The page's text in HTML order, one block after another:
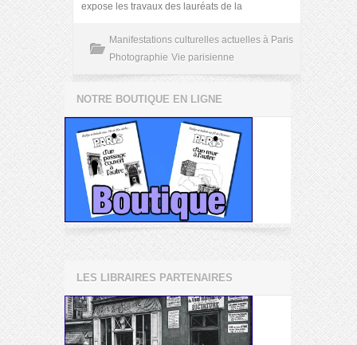
expose les travaux des lauréats de la
Manifestations culturelles actuelles à Paris
Photographie Vie parisienne
NOTRE BOUTIQUE EN LIGNE
LES LIBRAIRES PARTENAIRES